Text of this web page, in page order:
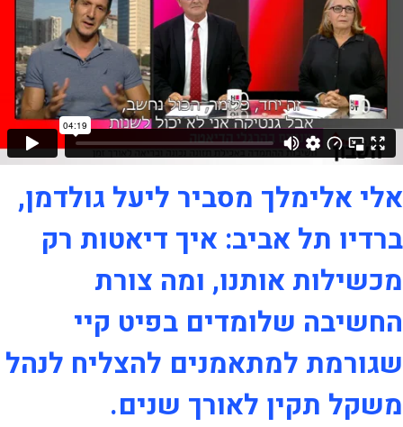
אלי אלימלך מסביר ליעל גולדמן,
ברדיו תל אביב: איך דיאטות רק
מכשילות אותנו, ומה צורת
החשיבה שלומדים בפיט קיי
שגורמת למתאמנים להצליח לנהל
משקל תקין לאורך שנים.